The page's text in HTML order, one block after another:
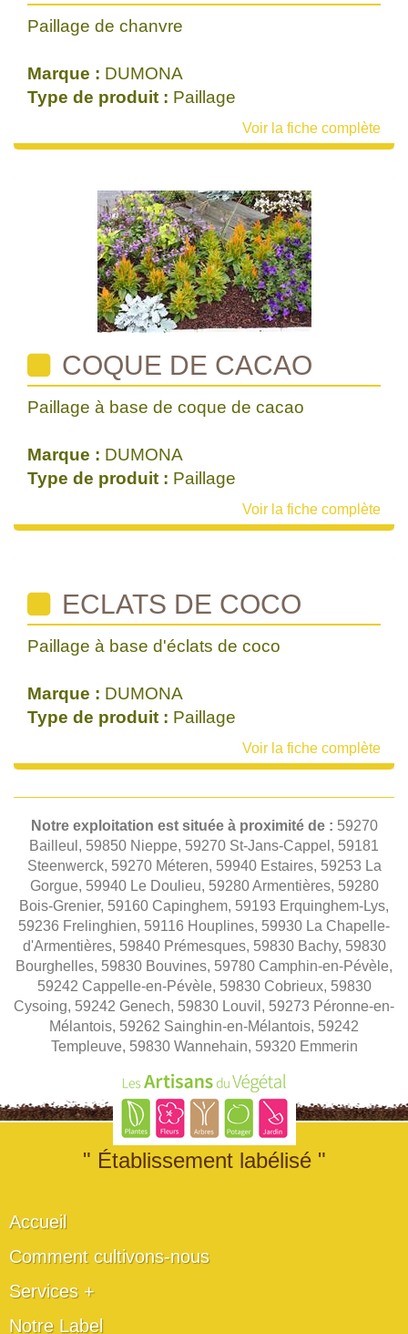
Paillage de chanvre
Marque : DUMONA
Type de produit : Paillage
Voir la fiche complète
COQUE DE CACAO
Paillage à base de coque de cacao
Marque : DUMONA
Type de produit : Paillage
Voir la fiche complète
ECLATS DE COCO
Paillage à base d'éclats de coco
Marque : DUMONA
Type de produit : Paillage
Voir la fiche complète
Notre exploitation est située à proximité de : 59270
Bailleul, 59850 Nieppe, 59270 St-Jans-Cappel, 59181
Steenwerck, 59270 Méteren, 59940 Estaires, 59253 La
Gorgue, 59940 Le Doulieu, 59280 Armentières, 59280
Bois-Grenier, 59160 Capinghem, 59193 Erquinghem-Lys,
59236 Frelinghien, 59116 Houplines, 59930 La Chapelle-
d'Armentières, 59840 Prémesques, 59830 Bachy, 59830
Bourghelles, 59830 Bouvines, 59780 Camphin-en-Pévèle,
59242 Cappelle-en-Pévèle, 59830 Cobrieux, 59830
Cysoing, 59242 Genech, 59830 Louvil, 59273 Péronne-en-
Mélantois, 59262 Sainghin-en-Mélantois, 59242
Templeuve, 59830 Wannehain, 59320 Emmerin
" Établissement labélisé "
Accueil
Comment cultivons-nous
Services +
Notre Label